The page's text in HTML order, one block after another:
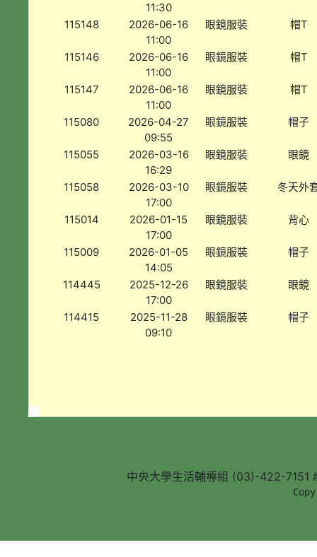
11:30
115148
2026-06-16
11:00
眼鏡服裝 帽T
115146
2026-06-16
11:00
眼鏡服裝 帽T
115147
2026-06-16
11:00
眼鏡服裝 帽T
115080
2026-04-27
09:55
眼鏡服裝 帽子
115055
2026-03-16
16:29
眼鏡服裝 眼鏡
115058
2026-03-10
17:00
眼鏡服裝 冬天外
115014
2026-01-15
17:00
眼鏡服裝 背心
115009
2026-01-05
14:05
眼鏡服裝 帽子
114445
2025-12-26
17:00
眼鏡服裝 眼鏡
114415
2025-11-28
09:10
眼鏡服裝 帽子
中央大學生活輔導組 (03)-422-7151